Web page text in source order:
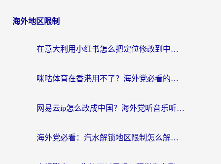
海外地区限制
在意大利用小红书怎么把定位修改到中国国内？3个实用技巧+1个靠谱工具帮你搞定
咪咕体育在香港用不了？海外党必看的回国加速器选择指南（附3个真实场景解决方案）
网易云ip怎么改成中国？海外党听音乐听书的无痛解决方案
海外党必看：汽水解锁地区限制怎么解除？3招解决国内影音&生活服务难题